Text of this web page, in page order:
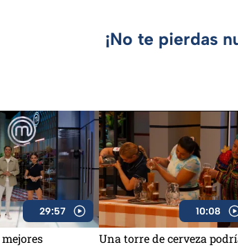
¡No te pierdas
29:57
mejores
10:08
Una torre de cerveza